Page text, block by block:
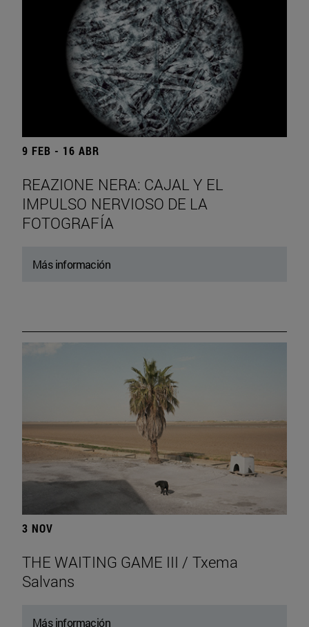
9 FEB - 16 ABR
REAZIONE NERA: CAJAL Y EL
IMPULSO NERVIOSO DE LA
FOTOGRAFÍA
Más información
3 NOV
THE WAITING GAME III / Txema
Salvans
Más información